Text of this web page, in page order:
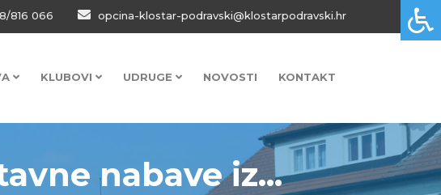
816 066 opcina-klostar-podravski@klostarpodravski.hr
KLUBOVI UDRUGE NOVOSTI KONTAKT
nabave iz...